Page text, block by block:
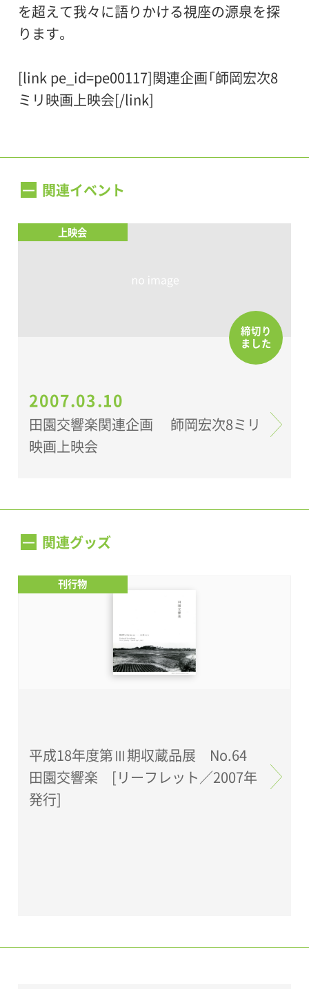
団体は20名以上（事前にご連絡下さい）
小・中学生：土曜、日曜、祝・休日及び夏休み
障がい者の方：個人は100円（団体は80
円）。ただし小中高大学生の障がい者は無
のをご提示ください
を超えて我々に語りかける視座の源泉を探
ります。
[link pe_id=pe00117]関連企画「師岡宏次8
ミリ映画上映会[/link]
関連イベント
上映会
締切り
ました
2007.03.10
田園交響楽関連企画 師岡宏次8ミリ
映画上映会
関連グッズ
刊行物
平成18年度第Ⅲ期収蔵品展 No.64
田園交響楽 [リーフレット／2007年
発行]